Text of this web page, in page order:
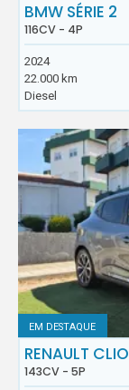
BMW SÉRIE 2
116CV - 4P
2024
22.000 km
Diesel
EM DESTAQUE
RENAULT CLIO
143CV - 5P